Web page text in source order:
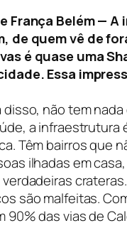
França Belém — A
de quem vê de
é quase uma
Essa
disso, não tem
a infraestrutura
Têm bairros que
ilhadas em
são malfeitas.
90% das vias de